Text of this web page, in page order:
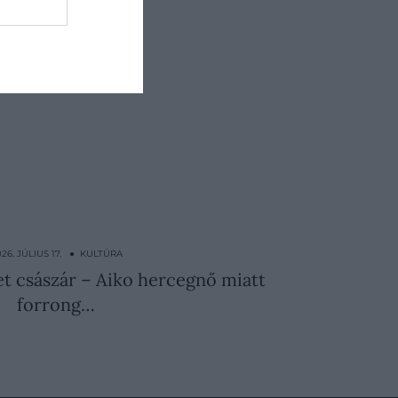
JÚLIUS 17. ● KULTÚRA
császár – Aiko hercegnő miatt
forrong…